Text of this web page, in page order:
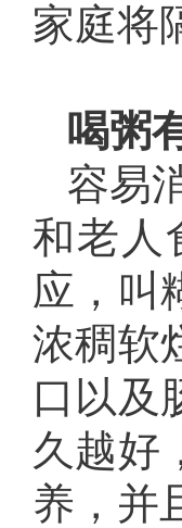
家庭将
喝粥
容易
和老人
应，叫
浓稠软
口以及
久越好
养，并